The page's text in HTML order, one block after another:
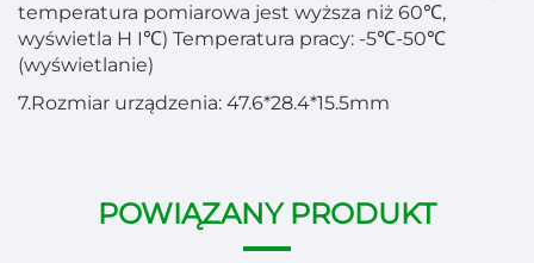
temperatura pomiarowa jest wyższa niż 60℃,
wyświetla H I℃) Temperatura pracy: -5℃-50℃
(wyświetlanie)
7.Rozmiar urządzenia: 47.6*28.4*15.5mm
POWIĄZANY PRODUKT